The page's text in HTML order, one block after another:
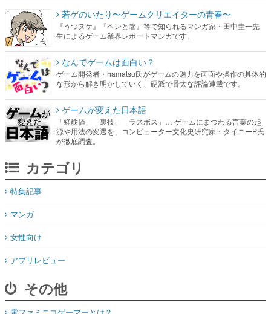
若ゲのいたり〜ゲームクリエイターの青春〜
『うつヌケ』『ペンと箸』等で知られるマンガ家・田中圭一先
生によるゲーム業界レポートマンガです。
なんでゲームは面白い？
ゲーム開発者・hamatsu氏がゲームの魅力を画面や操作の具体的
な形から解き明かしていく、硬派で骨太な評論連載です。
ゲームが変えた日本語
「経験値」「裏技」「ラスボス」… ゲームにまつわる言葉の起
源や用法の変遷を、コンピューター文化史研究家・タイニーP氏
が徹底調査。
カテゴリ
特集記事
マンガ
女性向け
アプリレビュー
その他